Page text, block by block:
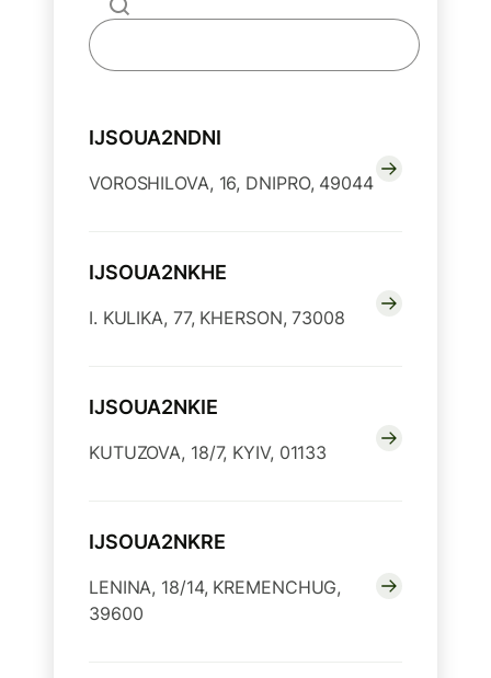
IJSOUA2NDNI
VOROSHILOVA, 16, DNIPRO, 49044
IJSOUA2NKHE
I. KULIKA, 77, KHERSON, 73008
IJSOUA2NKIE
KUTUZOVA, 18/7, KYIV, 01133
IJSOUA2NKRE
LENINA, 18/14, KREMENCHUG,
39600